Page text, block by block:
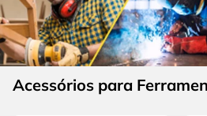
Acessórios para
6 º serra copo
7º luva
8º fio
escada
5 º serra circular
6º serra copo